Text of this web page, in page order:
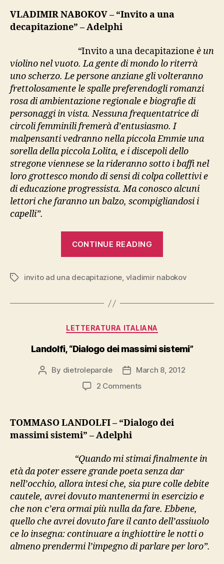
a
VLADIMIR NABOKOV – “Invito a una
decapitazione” – Adelphi
“Invito a una decapitazione è un
violino nel vuoto. La gente di mondo lo riterrà
uno scherzo. Le persone anziane gli volteranno
frettolosamente le spalle preferendogli romanzi
rosa di ambientazione regionale e biografie di
personaggi in vista. Nessuna frequentatrice di
circoli femminili fremerà d’entusiasmo. I
malpensanti vedranno nella piccola Emmie una
sorella della piccola Lolita, e i discepoli dello
stregone viennese se la rideranno sotto i baffi nel
loro grottesco mondo di sensi di colpa collettivi e
di educazione progressista. Ma conosco alcuni
lettori che faranno un balzo, scompigliandosi i
capelli”.
CONTINUE READING
una
Tagsinvito ad una decapitazione, vladimir nabokov
Categories
LETTERATURA ITALIANA
Landolfi, “Dialogo dei massimi sistemi”
Post
By dietroleparole
PostMarch 8, 2012
2 Commentson
dei
massimi
TOMMASO LANDOLFI – “Dialogo dei
massimi sistemi” – Adelphi
“Quando mi stimai finalmente in
età da poter essere grande poeta senza dar
nell’occhio, allora intesi che, sia pure colle debite
cautele, avrei dovuto mantenermi in esercizio e
che non c’era ormai più nulla da fare. Ebbene,
quello che avrei dovuto fare il canto dell’assiuolo
ce lo insegna: continuare a inghiottire le notti o
almeno prendermi l’impegno di parlare per loro”.